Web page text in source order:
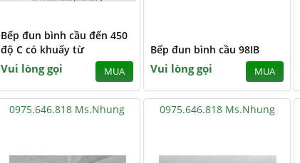
Bếp đun bình cầu đến 450
độ C có khuấy từ
Vui lòng gọi MUA
Bếp đun bình cầu 98IB
Vui lòng gọi MUA
0975.646.818 Ms.Nhung 0975.646.818 Ms.Nhung